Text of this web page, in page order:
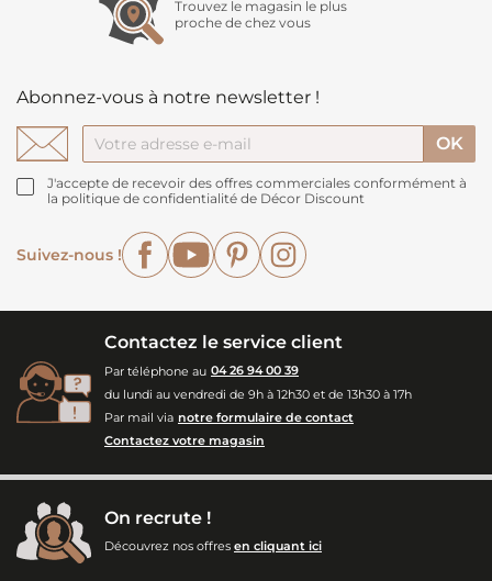
Trouvez le magasin le plus
proche de chez vous
Abonnez-vous à notre newsletter !
J'accepte de recevoir des offres commerciales conformément à
la politique de confidentialité de Décor Discount
Suivez-nous !
FacebookYouTubePinterest
Contactez le service client
Par téléphone au 04 26 94 00 39
du lundi au vendredi de 9h à 12h30 et de 13h30 à 17h
Par mail via notre formulaire de contact
Contactez votre magasin
On recrute !
Découvrez nos offres en cliquant ici